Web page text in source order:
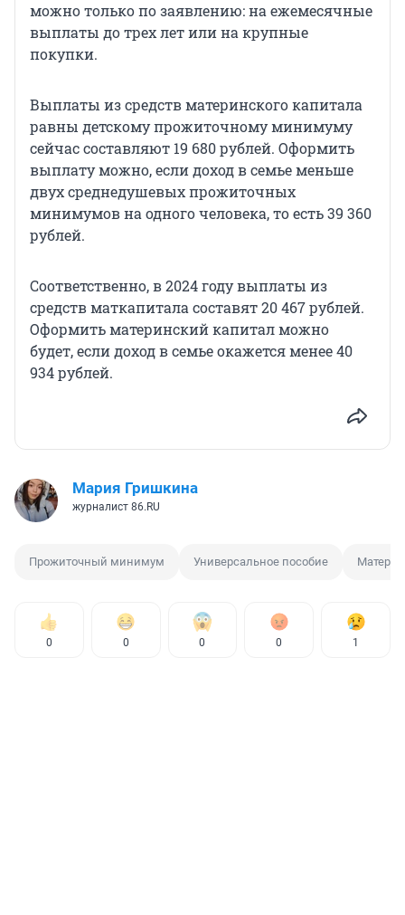
можно только по заявлению: на ежемесячные
выплаты до трех лет или на крупные
покупки.
Выплаты из средств материнского капитала
равны детскому прожиточному минимуму
сейчас составляют 19 680 рублей. Оформить
выплату можно, если доход в семье меньше
двух среднедушевых прожиточных
минимумов на одного человека, то есть 39 360
рублей.
Соответственно, в 2024 году выплаты из
средств маткапитала составят 20 467 рублей.
Оформить материнский капитал можно
будет, если доход в семье окажется менее 40
934 рублей.
Мария Гришкина
журналист 86.RU
Прожиточный минимум Универсальное пособие
0 0 0 0 1